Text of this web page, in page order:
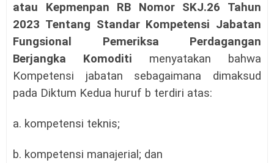
atau Kepmenpan RB Nomor SKJ.26 Tahun
2023 Tentang Standar Kompetensi Jabatan
Fungsional Pemeriksa Perdagangan
Berjangka Komoditi menyatakan bahwa
Kompetensi jabatan sebagaimana dimaksud
pada Diktum Kedua huruf b terdiri atas:
a. kompetensi teknis;
b. kompetensi manajerial; dan